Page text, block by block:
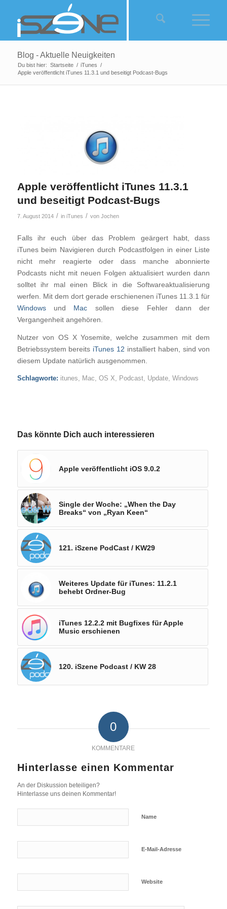
Blog - Aktuelle Neuigkeiten
Du bist hier: Startseite / iTunes /
Apple veröffentlicht iTunes 11.3.1 und beseitigt Podcast-Bugs
Apple veröffentlicht iTunes 11.3.1
und beseitigt Podcast-Bugs
7. August 2014 / in iTunes / von Jochen
Falls ihr euch über das Problem geärgert habt, dass
iTunes beim Navigieren durch Podcastfolgen in einer Liste
nicht mehr reagierte oder dass manche abonnierte
Podcasts nicht mit neuen Folgen aktualisiert wurden dann
solltet ihr mal einen Blick in die Softwareaktualisierung
werfen. Mit dem dort gerade erschienenen iTunes 11.3.1 für
Windowsund Mac sollen diese Fehler dann der
Vergangenheit angehören.
Nutzer von OS X Yosemite, welche zusammen mit dem
Betriebssystem bereits iTunes 12 installiert haben, sind von
diesem Update natürlich ausgenommen.
Schlagworte: itunes, Mac, OS X, Podcast, Update, Windows
Das könnte Dich auch interessieren
Apple veröffentlicht iOS 9.0.2
Single der Woche: „When the Day
Breaks“ von „Ryan Keen“
121. iSzene PodCast / KW29
Weiteres Update für iTunes: 11.2.1
behebt Ordner-Bug
iTunes 12.2.2 mit Bugfixes für Apple
Music erschienen
120. iSzene Podcast / KW 28
0
KOMMENTARE
Hinterlasse einen Kommentar
An der Diskussion beteiligen?
Hinterlasse uns deinen Kommentar!
Name
E-Mail-Adresse
Website